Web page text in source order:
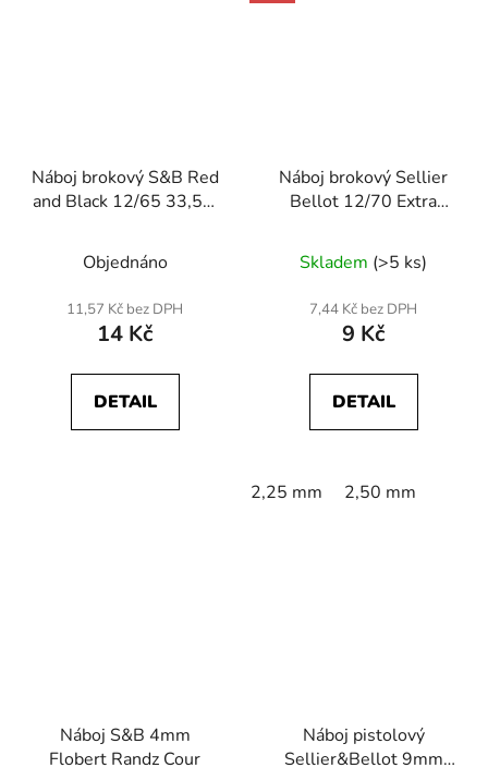
Náboj brokový S&B Red
and Black 12/65 33,5g,
Objednáno
11,57 Kč bez DPH
14 Kč
DETAIL
Náboj brokový Sellier
Bellot 12/70 Extra
2,50mm
Skladem (>5 ks)
7,44 Kč bez DPH
9 Kč
DETAIL
2,25 mm 2,50 mm
Náboj S&B 4mm
Flobert Randz Cour
Náboj pistolový
Sellier&Bellot 9mm